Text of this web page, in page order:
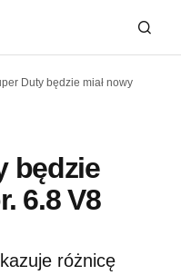
Duty będzie miał nowy
będzie
6.8 V8
różnicę